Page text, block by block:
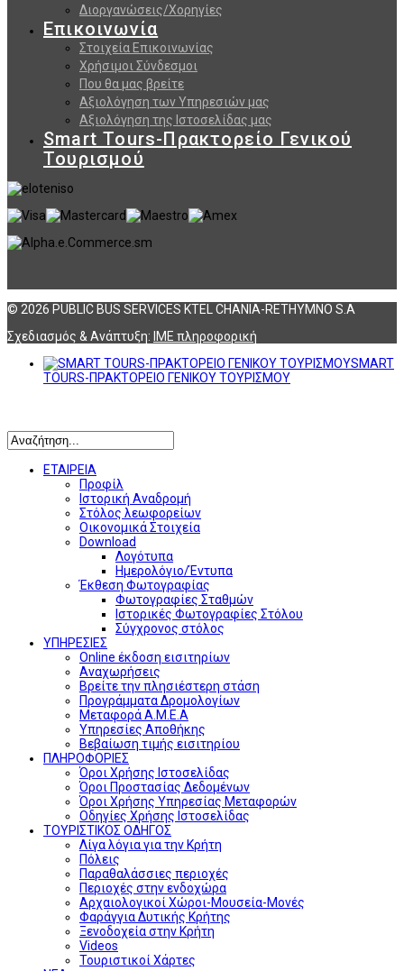
Διοργανώσεις/Χορηγίες
Επικοινωνία
Στοιχεία Επικοινωνίας
Χρήσιμοι Σύνδεσμοι
Που θα μας βρείτε
Αξιολόγηση των Υπηρεσιών μας
Αξιολόγηση της Ιστοσελίδας μας
Smart Tours-Πρακτορείο Γενικού
Τουρισμού
© 2026 PUBLIC BUS SERVICES KTEL CHANIA-RETHYMNO S.A
Σχεδιασμός & Ανάπτυξη: ΙΜΕ πληροφορική
SMART
TOURS-ΠΡΑΚΤΟΡΕΙΟ ΓΕΝΙΚΟΥ ΤΟΥΡΙΣΜΟΥ
ΕΤΑΙΡΕΙΑ
Προφίλ
Ιστορική Αναδρομή
Στόλος λεωφορείων
Οικονομικά Στοιχεία
Download
Λογότυπα
Ημερολόγιο/Έντυπα
Έκθεση Φωτογραφίας
Φωτογραφίες Σταθμών
Ιστορικές Φωτογραφίες Στόλου
Σύγχρονος στόλος
ΥΠΗΡΕΣΙΕΣ
Online έκδοση εισιτηρίων
Αναχωρήσεις
Βρείτε την πλησιέστερη στάση
Προγράμματα Δρομολογίων
Μεταφορά Α.Μ.Ε.Α
Υπηρεσίες Αποθήκης
Βεβαίωση τιμής εισιτηρίου
ΠΛΗΡΟΦΟΡΙΕΣ
Όροι Χρήσης Ιστοσελίδας
Όροι Προστασίας Δεδομένων
Όροι Χρήσης Υπηρεσίας Μεταφορών
Οδηγίες Χρήσης Ιστοσελίδας
ΤΟΥΡΙΣΤΙΚΟΣ ΟΔΗΓΟΣ
Λίγα λόγια για την Κρήτη
Πόλεις
Παραθαλάσσιες περιοχές
Περιοχές στην ενδοχώρα
Αρχαιολογικοί Χώροι-Μουσεία-Μονές
Φαράγγια Δυτικής Κρήτης
Ξενοδοχεία στην Κρήτη
Videos
Τουριστικοί Χάρτες